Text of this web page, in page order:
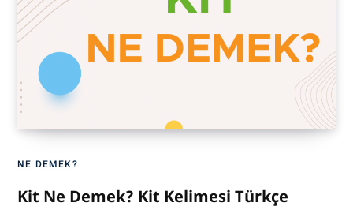
NE DEMEK?
Kit Ne Demek? Kit Kelimesi Türkçe